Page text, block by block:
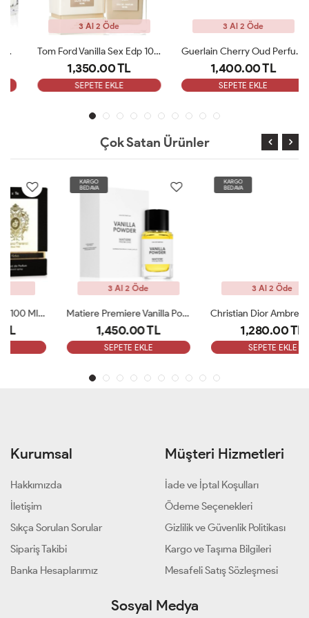
3 Al 2 Öde
Tom Ford Vanilla Sex Edp 100 Ml Unisex Parfüm
1,350.00 TL
SEPETE EKLE
3 Al 2 Öde
Guerlain Cherry Oud Perfume Edp 100 ML Unisex Parfüm ARC
1,400.00 TL
SEPETE EKLE
Çok Satan Ürünler
KARGO
BEDAVA
Matiere Premiere Vanilla Powder Edp100ml Unisex Parfüm ARC
1,450.00 TL
SEPETE EKLE
KARGO
BEDAVA
Christian Dior Ambre Nuit Edp 125 Ml Unisex Parfüm ARC
1,280.00 TL
SEPETE EKLE
Kurumsal
Hakkımızda
İletişim
Sıkça Sorulan Sorular
Sipariş Takibi
Banka Hesaplarımız
Müşteri Hizmetleri
İade ve İptal Koşulları
Ödeme Seçenekleri
Gizlilik ve Güvenlik Politikası
Kargo ve Taşıma Bilgileri
Mesafeli Satış Sözleşmesi
Sosyal Medya